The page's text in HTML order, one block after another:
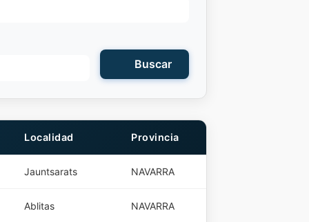
Buscar
Localidad Provincia
Jauntsarats NAVARRA
Ablitas NAVARRA